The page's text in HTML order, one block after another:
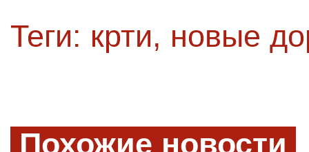
Теги: крти, новые
Похожие новости